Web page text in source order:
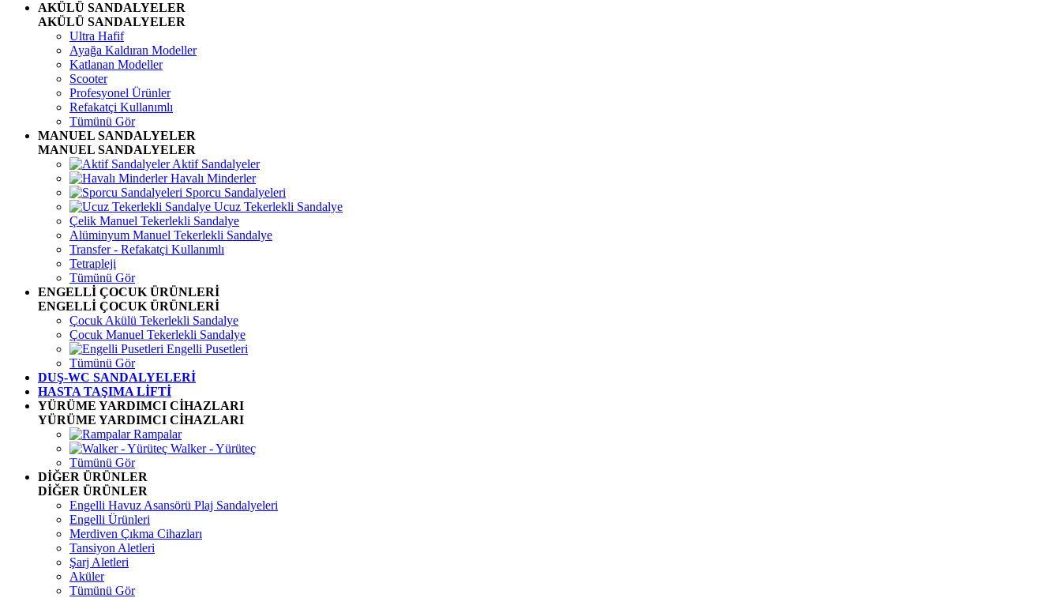
AKÜLÜ SANDALYELER
AKÜLÜ SANDALYELER
Ultra Hafif
Ayağa Kaldıran Modeller
Katlanan Modeller
Scooter
Profesyonel Ürünler
Refakatçi Kullanımlı
Tümünü Gör
MANUEL SANDALYELER
MANUEL SANDALYELER
Aktif Sandalyeler
Havalı Minderler
Sporcu Sandalyeleri
Ucuz Tekerlekli Sandalye
Çelik Manuel Tekerlekli Sandalye
Alüminyum Manuel Tekerlekli Sandalye
Transfer - Refakatçi Kullanımlı
Tetrapleji
Tümünü Gör
ENGELLİ ÇOCUK ÜRÜNLERİ
ENGELLİ ÇOCUK ÜRÜNLERİ
Çocuk Akülü Tekerlekli Sandalye
Çocuk Manuel Tekerlekli Sandalye
Engelli Pusetleri
Tümünü Gör
DUŞ-WC SANDALYELERİ
HASTA TAŞIMA LİFTİ
YÜRÜME YARDIMCI CİHAZLARI
YÜRÜME YARDIMCI CİHAZLARI
Rampalar
Walker - Yürüteç
Tümünü Gör
DİĞER ÜRÜNLER
DİĞER ÜRÜNLER
Engelli Havuz Asansörü Plaj Sandalyeleri
Engelli Ürünleri
Merdiven Çıkma Cihazları
Tansiyon Aletleri
Şarj Aletleri
Aküler
Tümünü Gör